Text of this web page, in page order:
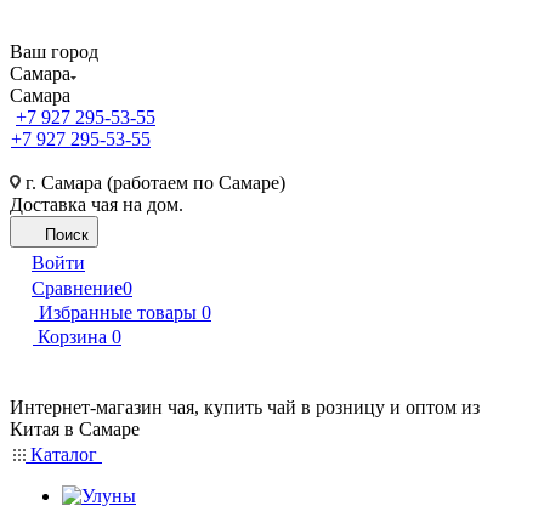
Ваш город
Самара
Самара
+7 927 295-53-55
+7 927 295-53-55
г. Самара (работаем по Самаре)
Доставка чая на дом.
Поиск
Войти
Сравнение0
Избранные товары 0
Корзина 0
Интернет-магазин чая, купить чай в розницу и оптом из
Китая в Самаре
Каталог